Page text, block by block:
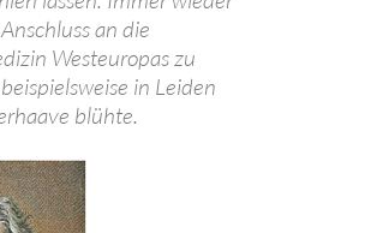
an die
Westeuropas zu
in Leiden
blühte.